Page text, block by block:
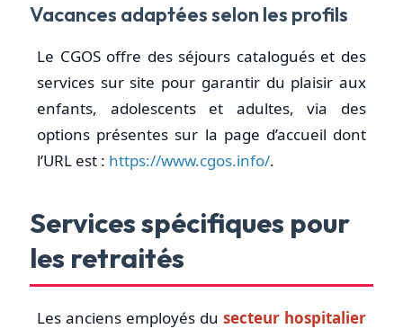
Vacances adaptées selon les profils
Le CGOS offre des séjours catalogués et des
services sur site pour garantir du plaisir aux
enfants, adolescents et adultes, via des
options présentes sur la page d’accueil dont
l’URL est : https://www.cgos.info/.
Services spécifiques pour
les retraités
Les anciens employés du secteur hospitalier